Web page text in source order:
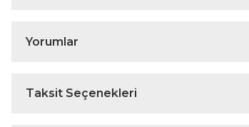
Yorumlar
Taksit Seçenekleri